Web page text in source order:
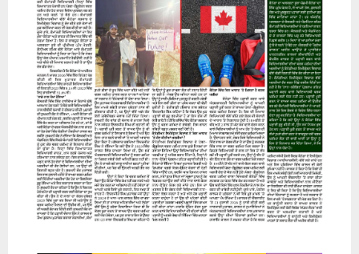
07 August 2026